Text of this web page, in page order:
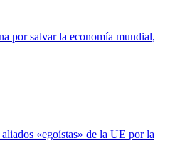
por salvar la economía mundial,
«egoístas» de la UE por la